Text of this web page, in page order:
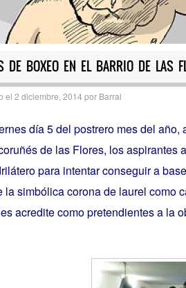
DE BOXEO EN EL BARRIO DE LAS
el 2 diciembre, 2014 por Barral
día 5 del postrero mes del
de las Flores, los
para intentar conseguir a
la simbólica corona de laurel como
acredite como pretendientes a la